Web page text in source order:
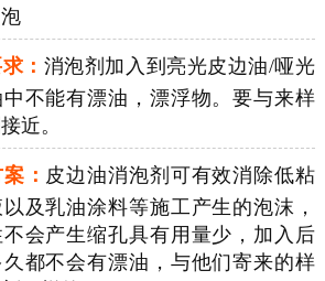
： 消泡剂加入到亮光皮边油/哑光
中不能有漂油，漂浮物。要与来样
近。
： 皮边油消泡剂可有效消除低粘
及乳油涂料等施工产生的泡沫，
会产生缩孔具有用量少，加入后
都不会有漂油，与他们寄来的样